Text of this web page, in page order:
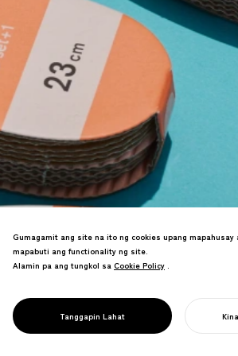
PACKAGING DESIGN
touchpoint
SIMULAN ANG
Gumagamit ang site na ito ng cookies upang
mapabuti ang functionality ng site.
Alamin pa ang tungkol sa Cookie Policy
Cookie Policy .
Tanggapin Lahat